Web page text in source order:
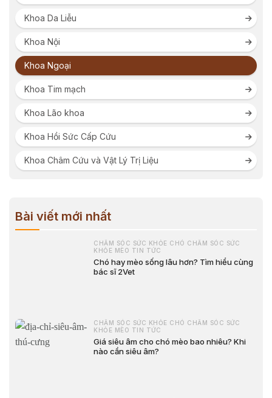
Khoa Da Liễu
Khoa Nội
Khoa Ngoại
Khoa Tim mạch
Khoa Lão khoa
Khoa Hồi Sức Cấp Cứu
Khoa Châm Cứu và Vật Lý Trị Liệu
Bài viết mới nhất
CHĂM SÓC SỨC KHỎE CHÓ CHĂM SÓC SỨC
KHỎE MÈO TIN TỨC
Chó hay mèo sống lâu hơn? Tìm hiểu cùng
bác sĩ 2Vet
CHĂM SÓC SỨC KHỎE CHÓ CHĂM SÓC SỨC
KHỎE MÈO TIN TỨC
Giá siêu âm cho chó mèo bao nhiêu? Khi
nào cần siêu âm?